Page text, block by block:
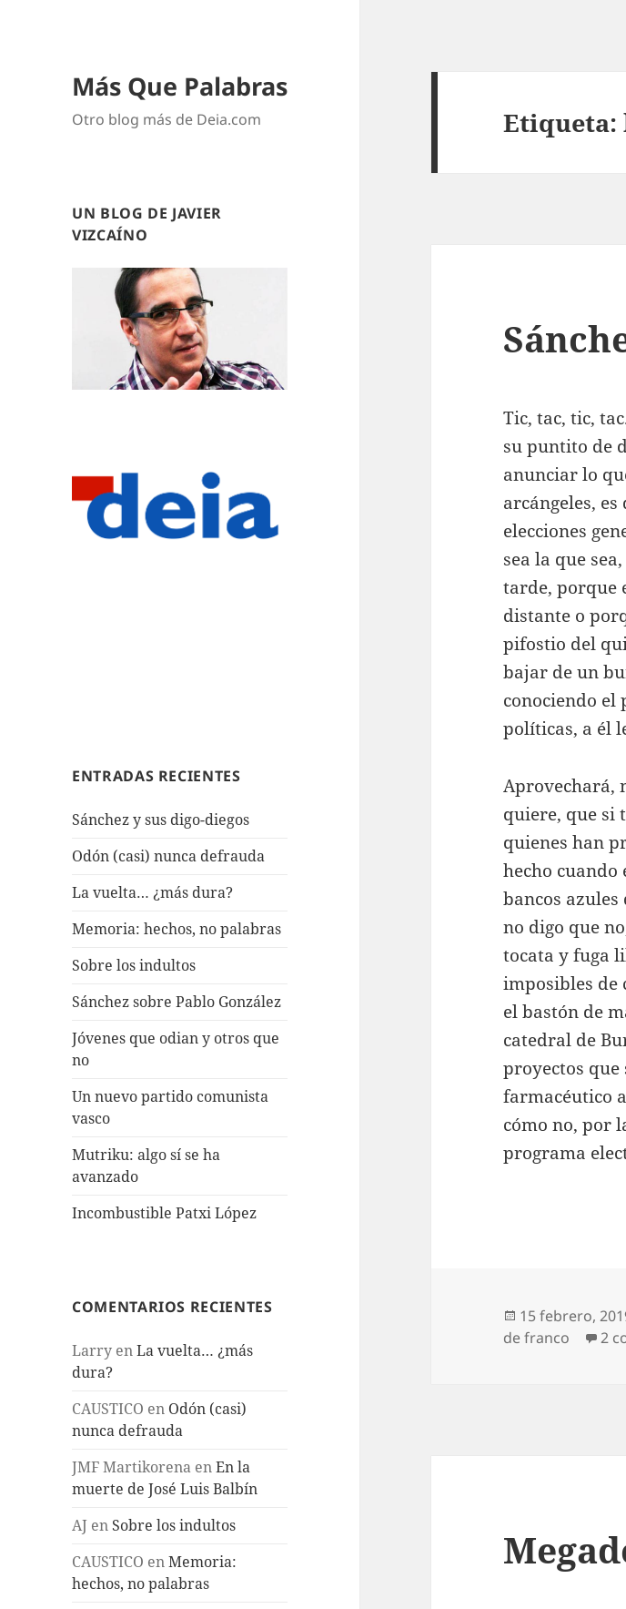
Más Que Palabras
Otro blog más de Deia.com
UN BLOG DE JAVIER
VIZCAÍNO
ENTRADAS RECIENTES
Sánchez y sus digo-diegos
Odón (casi) nunca defrauda
La vuelta… ¿más dura?
Memoria: hechos, no palabras
Sobre los indultos
Sánchez sobre Pablo González
Jóvenes que odian y otros que
no
Un nuevo partido comunista
vasco
Mutriku: algo sí se ha
avanzado
Incombustible Patxi López
COMENTARIOS RECIENTES
Larry enLa vuelta… ¿más
dura?
CAUSTICO en Odón (casi)
nunca defrauda
JMF Martikorena enEn la
muerte de José Luis Balbín
AJ en Sobre los indultos
CAUSTICO enMemoria:
hechos, no palabras
Etiqueta:
Tic, tac, tic,
su puntito de
anunciar lo
arcángeles,
elecciones
sea la que
tarde, porque
distante o
pifostio del
bajar de un
conociendo
políticas, a él
Aprovechará,
quiere, que si
quienes han
hecho
bancos
no digo que
tocata y fuga
imposibles de
el bastón de
catedral de
proyectos que
farmacéutico
cómo no, por
programa
Publicado
el
15 febrero,
de franco
2